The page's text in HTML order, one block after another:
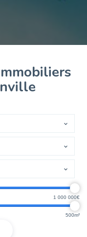
1 000 000
500